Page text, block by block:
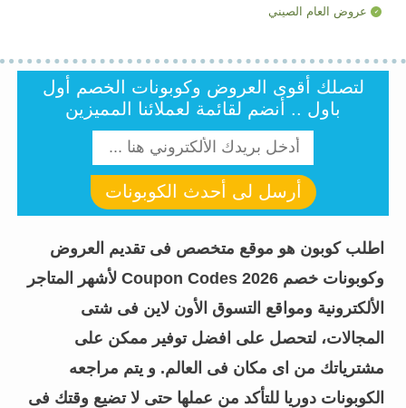
عروض العام الصيني
لتصلك أقوى العروض وكوبونات الخصم أول
باول .. أنضم لقائمة لعملائنا المميزين
أرسل لى أحدث الكوبونات
اطلب كوبون هو موقع متخصص فى تقديم العروض
وكوبونات خصم Coupon Codes 2026 لأشهر المتاجر
الألكترونية ومواقع التسوق الأون لاين فى شتى
المجالات، لتحصل على افضل توفير ممكن على
مشترياتك من اى مكان فى العالم. و يتم مراجعه
الكوبونات دوريا للتأكد من عملها حتى لا تضيع وقتك فى